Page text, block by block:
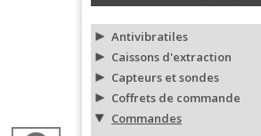
Antivibratiles
Caissons d'extraction
Capteurs et sondes
Coffrets de commande
Commandes